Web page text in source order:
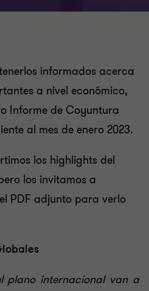
informados acerca
a nivel económico,
Informe de Coyuntura
al mes de enero 2023.
los highlights del
los invitamos a
PDF adjunto para verlo
plano internacional van a